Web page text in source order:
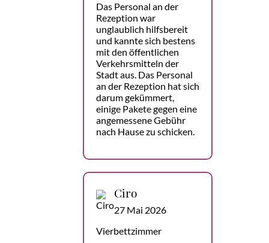
Das Personal an der
Rezeption war
unglaublich hilfsbereit
und kannte sich bestens
mit den öffentlichen
Verkehrsmitteln der
Stadt aus. Das Personal
an der Rezeption hat sich
darum gekümmert,
einige Pakete gegen eine
angemessene Gebühr
nach Hause zu schicken.
Ciro
27 Mai 2026
Vierbettzimmer